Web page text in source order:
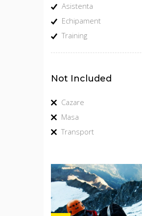
Asistenta
Echipament
Training
Not Included
Cazare
Masa
Transport